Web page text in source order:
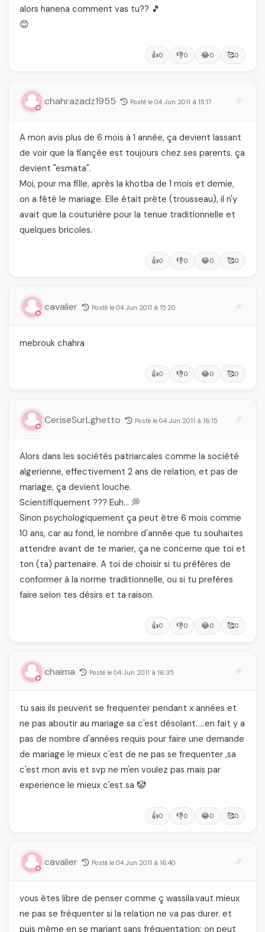
alors hanena comment vas tu?? 🎵
😊
👍0 👎0 😂0 🥰0
chahrazadz1955 Posté le 04 Jun 2011 à 15:17
A mon avis plus de 6 mois à 1 année, ça devient lassant
de voir que la fiançée est toujours chez ses parents. ça
devient "esmata".
Moi, pour ma fille, après la khotba de 1 mois et demie,
on a fêté le mariage. Elle était prête (trousseau), il n'y
avait que la couturière pour la tenue traditionnelle et
quelques bricoles.
👍0 👎0 😂0 🥰0
cavalier Posté le 04 Jun 2011 à 15:20
mebrouk chahra
👍0 👎0 😂0 🥰0
CeriseSurLghetto Posté le 04 Jun 2011 à 16:15
Alors dans les sociétés patriarcales comme la société
algerienne, effectivement 2 ans de relation, et pas de
mariage, ça devient louche.
Scientifiquement ??? Euh… 💭
Sinon psychologiquement ça peut être 6 mois comme
10 ans, car au fond, le nombre d'année que tu souhaites
attendre avant de te marier, ça ne concerne que toi et
ton (ta) partenaire. A toi de choisir si tu préfères de
conformer à la norme traditionnelle, ou si tu prefères
faire selon tes désirs et ta raison.
👍0 👎0 😂0 🥰0
chaima Posté le 04 Jun 2011 à 16:35
tu sais ils peuvent se frequenter pendant x années et
ne pas aboutir au mariage sa c'est désolant…..en fait y a
pas de nombre d'années requis pour faire une demande
de mariage le mieux c'est de ne pas se frequenter ,sa
c'est mon avis et svp ne m'en voulez pas mais par
experience le mieux c'est sa 🤡
👍0 👎0 😂0 🥰0
cavalier Posté le 04 Jun 2011 à 16:40
vous êtes libre de penser comme ç wassila.vaut mieux
ne pas se fréquenter si la relation ne va pas durer. et
puis même en se mariant sans fréquentation; on peut